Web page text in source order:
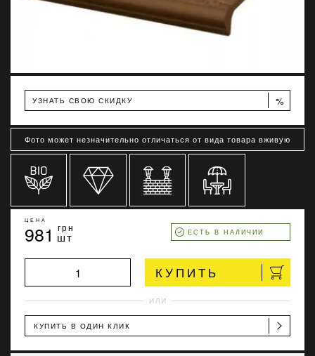
УЗНАТЬ СВОЮ СКИДКУ %
Фото может незначительно отличаться от вида товара вживую
ЦЕНА
981 грн
шт ЕСТЬ В НАЛИЧИИ
КУПИТЬ
ИЛИ
КУПИТЬ В ОДИН КЛИК